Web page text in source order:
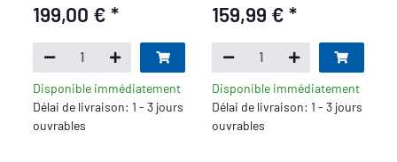
199,00 €*
Disponible immédiatement
Délai de livraison: 1 - 3 jours
ouvrables
159,99 € *
Disponible immédiatement
Délai de livraison: 1 - 3 jours
ouvrables